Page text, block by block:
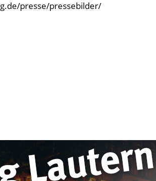
presse/pressebilder/